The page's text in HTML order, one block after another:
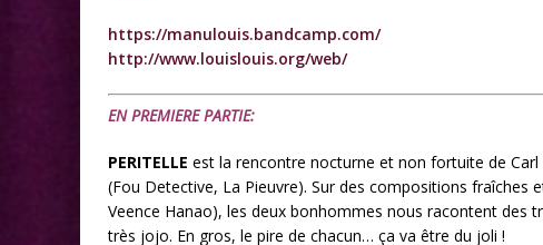
https://manulouis.bandcamp.com/
http://www.louislouis.org/web/
EN PREMIERE PARTIE:
PERITELLE est la rencontre nocturne et non fortuite de
(Fou Detective, La Pieuvre). Sur des compositions fraîches
Veence Hanao), les deux bonhommes nous racontent des
très jojo. En gros, le pire de chacun… ça va être du joli !